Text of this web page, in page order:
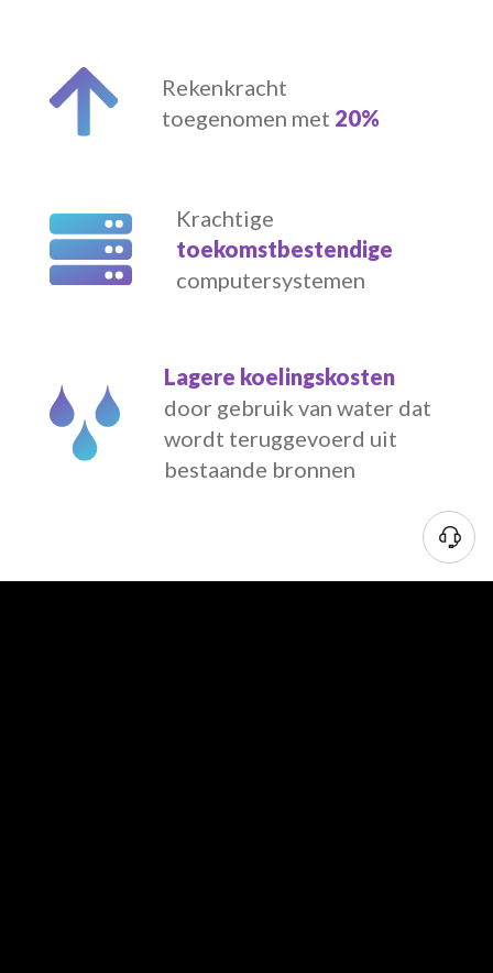
Rekenkracht
toegenomen met 20%
Krachtige
toekomstbestendige
computersystemen
Lagere koelingskosten
door gebruik van water dat
wordt teruggevoerd uit
bestaande bronnen